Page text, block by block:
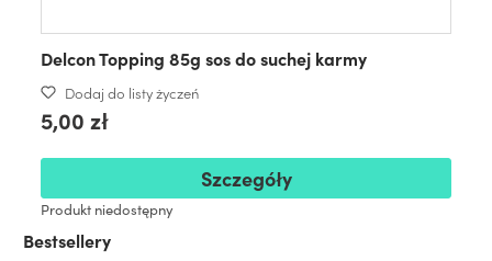
Delcon Topping 85g sos do suchej karmy
Dodaj do listy życzeń
5,00 zł
Szczegóły
Produkt niedostępny
Bestsellery